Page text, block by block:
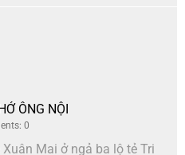
ÔNG NỘI
0
Mai ở ngả ba lộ tẻ Tri